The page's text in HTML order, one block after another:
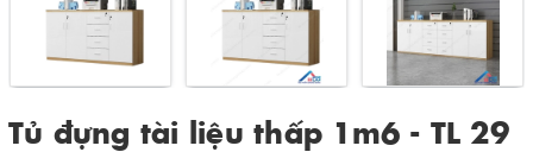
Tủ đựng tài liệu thấp 1m6 - TL 29